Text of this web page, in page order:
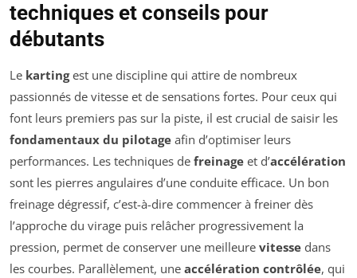
techniques et conseils pour
débutants
Le kartingest une discipline qui attire de nombreux
passionnés de vitesse et de sensations fortes. Pour ceux qui
font leurs premiers pas sur la piste, il est crucial de saisir les
fondamentaux du pilotage afin d’optimiser leurs
performances. Les techniques de freinage et d’accélération
sont les pierres angulaires d’une conduite efficace. Un bon
freinage dégressif, c’est-à-dire commencer à freiner dès
l’approche du virage puis relâcher progressivement la
pression, permet de conserver une meilleure vitesse dans
les courbes. Parallèlement, une accélération contrôlée, qui